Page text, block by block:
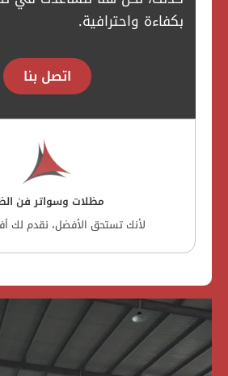
بكفاءة واحترافية.
اتصل بنا
مظلات وسواتر فن
لأنك تستحق الأفضل، نقدم لك